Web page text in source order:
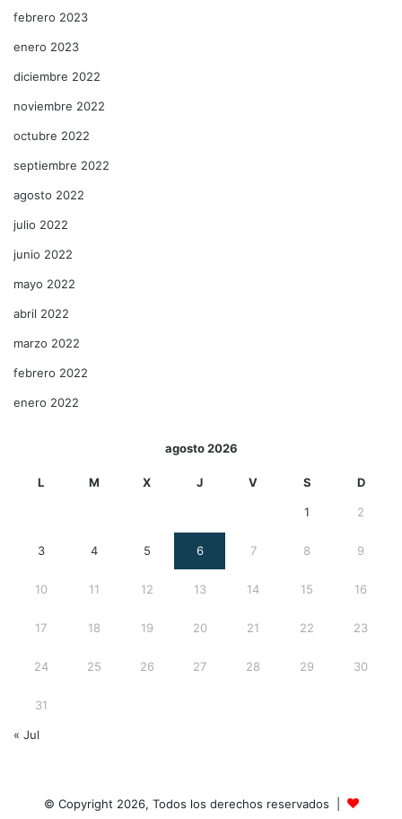
febrero 2023
enero 2023
diciembre 2022
noviembre 2022
octubre 2022
septiembre 2022
agosto 2022
julio 2022
junio 2022
mayo 2022
abril 2022
marzo 2022
febrero 2022
enero 2022
agosto 2026
L M X J V S D
1 2
3 4 5 6 7 8 9
10 11 12 13 14 15 16
17 18 19 20 21 22 23
24 25 26 27 28 29 30
31
« Jul
© Copyright 2026, Todos los derechos reservados |